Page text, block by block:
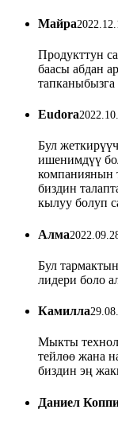
Майра
Продукттун
баасы абдан
Eudora
Бул
ишенимдүү
компаниянын
биздин
кылуу болуп
Алма
Бул
лидери боло
Камилла
Мыкты
тейлөө жана
биздин эң
Даниел